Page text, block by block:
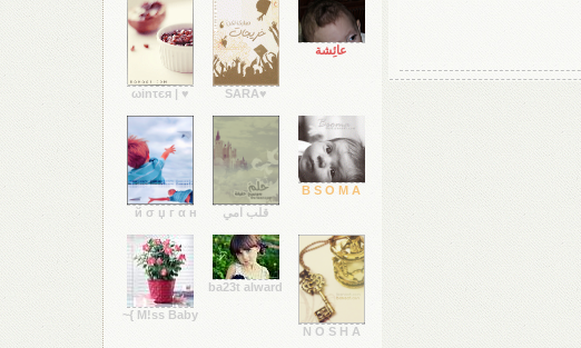
عائِشة
♥SARA
♥ | ωinτєя
B S O M A
قلب امي
й σ џ г α н
N O S H A
ba23t alward
M!ss Baby }~